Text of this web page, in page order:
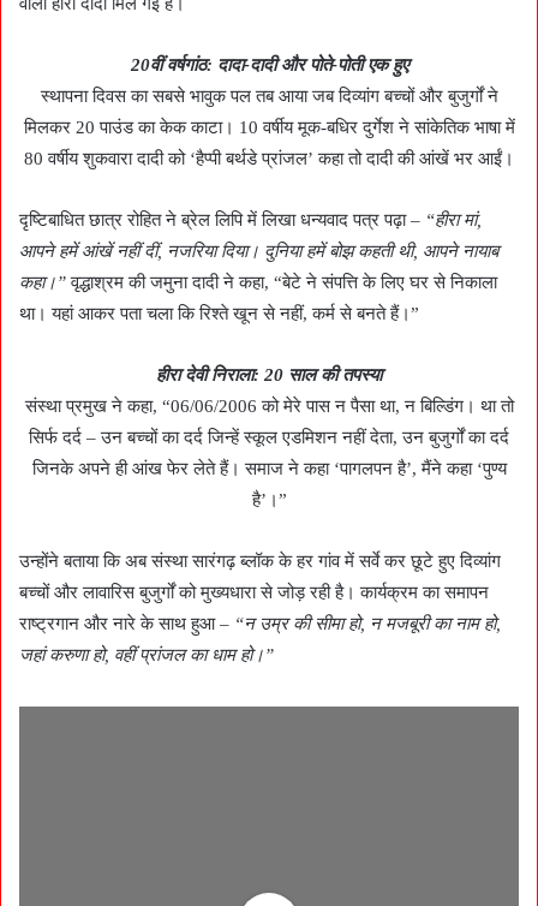
20वीं वर्षगांठ: दादा-दादी और पोते-पोती एक हुए
स्थापना दिवस का सबसे भावुक पल तब आया जब दिव्यांग बच्चों और बुजुर्गों ने
मिलकर 20 पाउंड का केक काटा। 10 वर्षीय मूक-बधिर दुर्गेश ने सांकेतिक भाषा में
80 वर्षीय शुकवारा दादी को ‘हैप्पी बर्थडे प्रांजल’ कहा तो दादी की आंखें भर आईं।
दृष्टिबाधित छात्र रोहित ने ब्रेल लिपि में लिखा धन्यवाद पत्र पढ़ा – “हीरा मां,
आपने हमें आंखें नहीं दीं, नजरिया दिया। दुनिया हमें बोझ कहती थी, आपने नायाब
कहा।”वृद्धाश्रम की जमुना दादी ने कहा, “बेटे ने संपत्ति के लिए घर से निकाला
था। यहां आकर पता चला कि रिश्ते खून से नहीं, कर्म से बनते हैं।”
हीरा देवी निराला: 20 साल की तपस्या
संस्था प्रमुख ने कहा, “06/06/2006 को मेरे पास न पैसा था, न बिल्डिंग। था तो
सिर्फ दर्द – उन बच्चों का दर्द जिन्हें स्कूल एडमिशन नहीं देता, उन बुजुर्गों का दर्द
जिनके अपने ही आंख फेर लेते हैं। समाज ने कहा ‘पागलपन है’, मैंने कहा ‘पुण्य
है’।”
उन्होंने बताया कि अब संस्था सारंगढ़ ब्लॉक के हर गांव में सर्वे कर छूटे हुए दिव्यांग
बच्चों और लावारिस बुजुर्गों को मुख्यधारा से जोड़ रही है। कार्यक्रम का समापन
राष्ट्रगान और नारे के साथ हुआ – “न उम्र की सीमा हो, न मजबूरी का नाम हो,
जहां करुणा हो, वहीं प्रांजल का धाम हो।”